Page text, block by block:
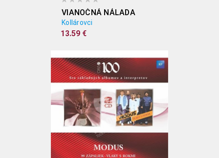
VIANOČNÁ NÁLADA
Kollárovci
13.59 €